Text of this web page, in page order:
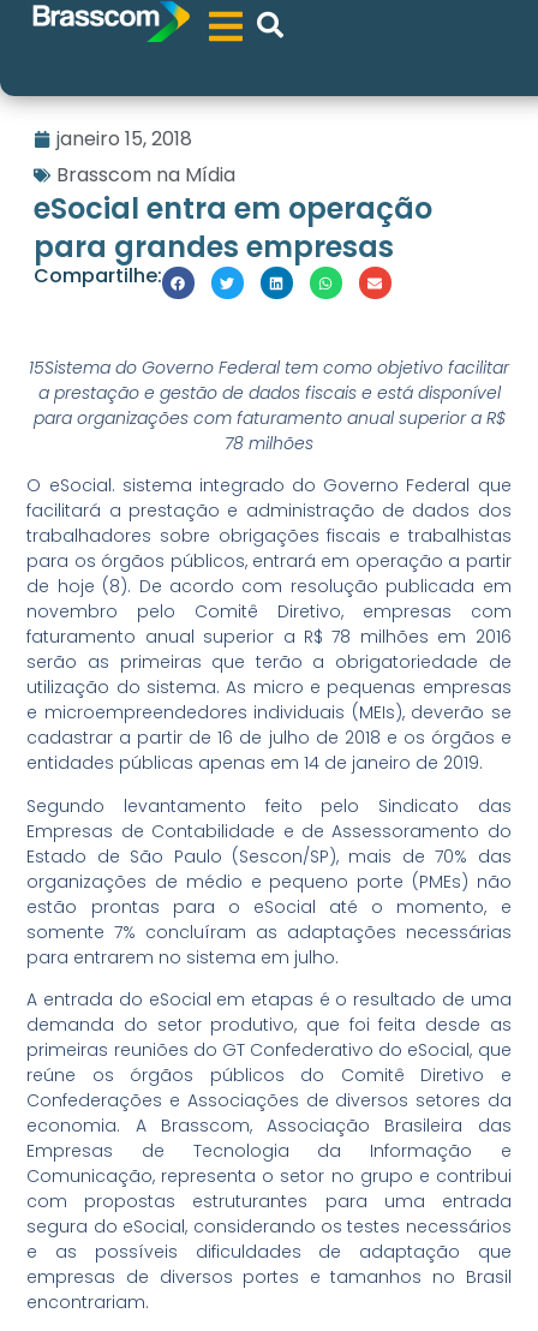
janeiro 15, 2018
Brasscom na Mídia
eSocial entra em operação
para grandes empresas
Compartilhe:
15Sistema do Governo Federal tem como objetivo facilitar
a prestação e gestão de dados fiscais e está disponível
para organizações com faturamento anual superior a R$
78 milhões
O eSocial. sistema integrado do Governo Federal que
facilitará a prestação e administração de dados dos
trabalhadores sobre obrigações fiscais e trabalhistas
para os órgãos públicos, entrará em operação a partir
de hoje (8). De acordo com resolução publicada em
novembro pelo Comitê Diretivo, empresas com
faturamento anual superior a R$ 78 milhões em 2016
serão as primeiras que terão a obrigatoriedade de
utilização do sistema. As micro e pequenas empresas
e microempreendedores individuais (MEIs), deverão se
cadastrar a partir de 16 de julho de 2018 e os órgãos e
entidades públicas apenas em 14 de janeiro de 2019.
Segundo levantamento feito pelo Sindicato das
Empresas de Contabilidade e de Assessoramento do
Estado de São Paulo (Sescon/SP), mais de 70% das
organizações de médio e pequeno porte (PMEs) não
estão prontas para o eSocial até o momento, e
somente 7% concluíram as adaptações necessárias
para entrarem no sistema em julho.
A entrada do eSocial em etapas é o resultado de uma
demanda do setor produtivo, que foi feita desde as
primeiras reuniões do GT Confederativo do eSocial, que
reúne os órgãos públicos do Comitê Diretivo e
Confederações e Associações de diversos setores da
economia. A Brasscom, Associação Brasileira das
Empresas de Tecnologia da Informação e
Comunicação, representa o setor no grupo e contribui
com propostas estruturantes para uma entrada
segura do eSocial, considerando os testes necessários
e as possíveis dificuldades de adaptação que
empresas de diversos portes e tamanhos no Brasil
encontrariam.